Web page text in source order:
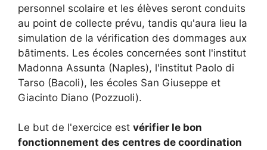
personnel scolaire et les élèves seront conduits
au point de collecte prévu, tandis qu'aura lieu la
simulation de la vérification des dommages aux
bâtiments. Les écoles concernées sont l'institut
Madonna Assunta (Naples), l'institut Paolo di
Tarso (Bacoli), les écoles San Giuseppe et
Giacinto Diano (Pozzuoli).
Le but de l'exercice est vérifier le bon
fonctionnement des centres de coordination